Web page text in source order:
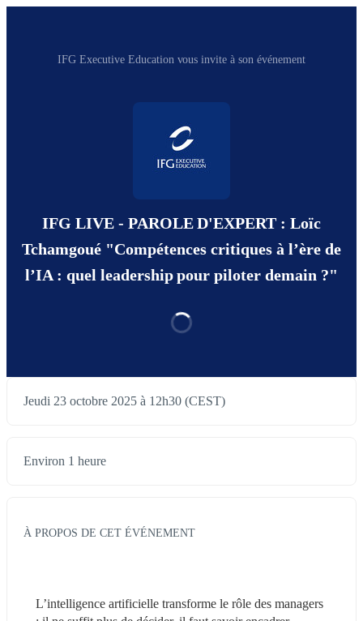
IFG Executive Education vous invite à son événement
IFG LIVE - PAROLE D'EXPERT : Loïc
Tchamgoué "Compétences critiques à l’ère de
l’IA : quel leadership pour piloter demain ?"
Jeudi 23 octobre 2025 à 12h30 (CEST)
Environ 1 heure
À PROPOS DE CET ÉVÉNEMENT
L’intelligence artificielle transforme le rôle des managers